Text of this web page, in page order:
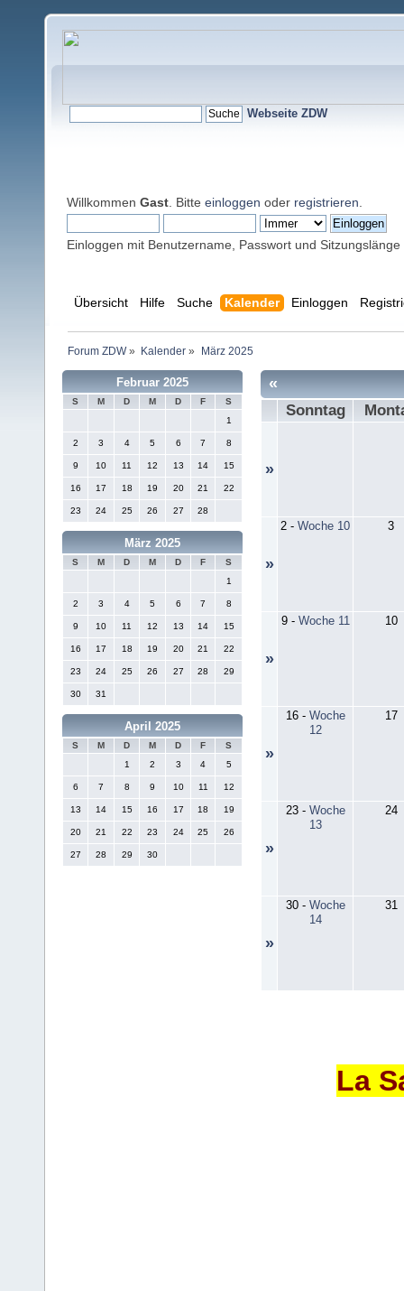
Webseite ZDW
Willkommen Gast . Bitte einloggen oder registrieren
Einloggen mit Benutzername, Passwort und Sitzungslänge
Übersicht Hilfe Suche Kalender Einloggen
Forum ZDW» Kalender » März 2025
Februar 2025
S M D M D F
S
1
2 3 4 5 6 7 8
9 10 11 12 13 14 15
16 17 18 19 20 21 22
23 24 25 26 27 28
März 2025
S M D M D F
S
1
2 3 4 5 6 7 8
9 10 11 12 13 14 15
16 17 18 19 20 21 22
23 24 25 26 27 28 29
30 31
April 2025
S M D M D F
S
1
2 3 4 5
6 7 8 9 10 11 12
13 14 15 16 17 18 19
20 21 22 23 24 25 26
27 28 29 30
«
Sonntag
»
»
2 - Woche 10 3
»
9- Woche 11 10
»
16- Woche
12
17
»
23- Woche
13
24
»
30- Woche
14
31
La